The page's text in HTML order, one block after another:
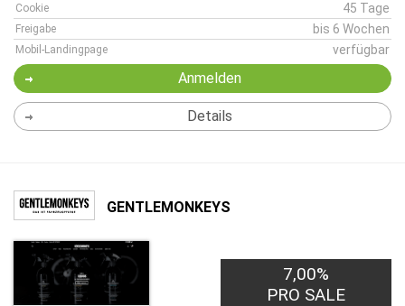
Cookie 45 Tage
Freigabe bis 6 Wochen
Mobil-Landingpage verfügbar
Anmelden
Details
GENTLEMONKEYS
7,00%
PRO SALE